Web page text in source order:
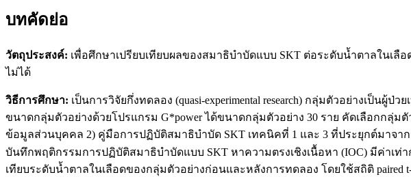
บทคัดย่อ
วัตถุประสงค์: เพื่อศึกษาเปรียบเทียบผลของสมาธิบำบัดแบบ SKT ต่อระดับน้ำตาลในเ
ไม่ได้
วิธีการศึกษา: เป็นการวิจัยกึ่งทดลอง (quasi-experimental research) กลุ่มตัวอย่างเป็
ขนาดกลุ่มตัวอย่างด้วยโปรแกรม G*power ได้ขนาดกลุ่มตัวอย่าง 30 ราย คัดเลือกกลุ่มตั
ข้อมูลส่วนบุคคล 2) คู่มือการปฏิบัติสมาธิบำบัด SKT เทคนิคที่ 1 และ 3 ที่ประยุกต์มาจา
บันทึกพฤติกรรมการปฏิบัติสมาธิบำบัดแบบ SKT หาความตรงเชิงเนื้อหา (IOC) มีค่าเท่
เทียบระดับน้ำตาลในเลือดของกลุ่มตัวอย่างก่อนและหลังการทดลอง โดยใช้สถิติ paired t-